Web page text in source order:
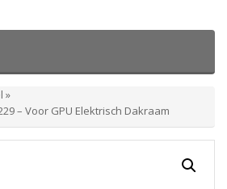
»
– Voor GPU Elektrisch Dakraam